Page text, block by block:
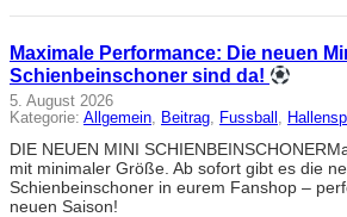
Maximale Performance: Die neuen
Schienbeinschoner sind da!
5. August 2026
Kategorie: Allgemein, Beitrag, Fussball ,
DIE NEUEN MINI
mit minimaler Größe. Ab sofort gibt es die
Schienbeinschoner in eurem Fanshop –
neuen Saison!